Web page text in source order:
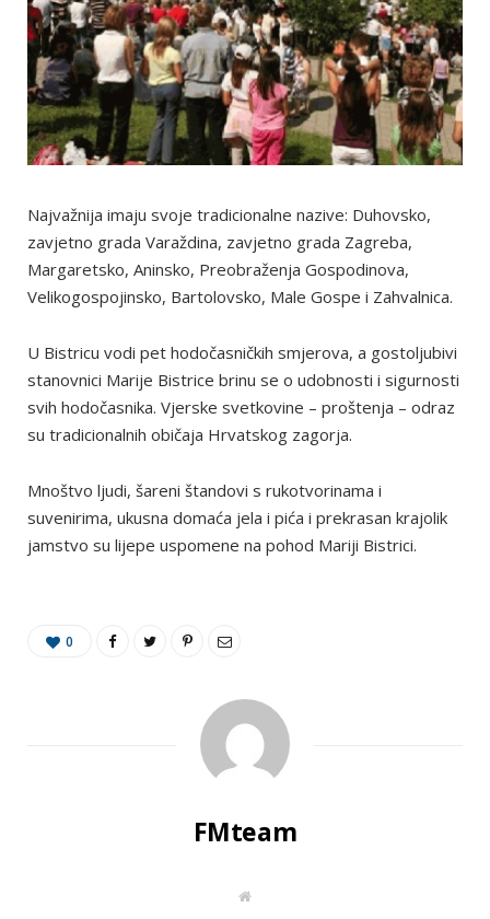
Najvažnija imaju svoje tradicionalne nazive: Duhovsko,
zavjetno grada Varaždina, zavjetno grada Zagreba,
Margaretsko, Aninsko, Preobraženja Gospodinova,
Velikogospojinsko, Bartolovsko, Male Gospe i Zahvalnica.
U Bistricu vodi pet hodočasničkih smjerova, a gostoljubivi
stanovnici Marije Bistrice brinu se o udobnosti i sigurnosti
svih hodočasnika. Vjerske svetkovine – proštenja – odraz
su tradicionalnih običaja Hrvatskog zagorja.
Mnoštvo ljudi, šareni štandovi s rukotvorinama i
suvenirima, ukusna domaća jela i pića i prekrasan krajolik
jamstvo su lijepe uspomene na pohod Mariji Bistrici.
0
FMteam
W